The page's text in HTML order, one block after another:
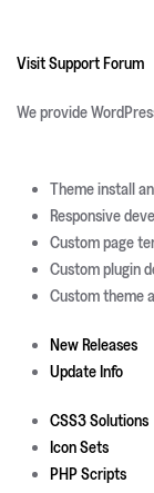
Visit Support Forum
We provide
Theme install
Responsive
Custom page
Custom plugin
Custom theme
New Releases
Update Info
CSS3 Solutions
Icon Sets
PHP Scripts